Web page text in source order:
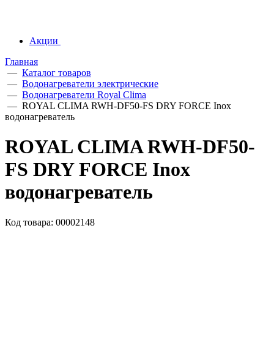
Акции
Главная
— Каталог товаров
— Водонагреватели электрические
— Водонагреватели Royal Clima
— ROYAL CLIMA RWH-DF50-FS DRY FORCE Inox
водонагреватель
ROYAL CLIMA RWH-DF50-
FS DRY FORCE Inox
водонагреватель
Код товара: 00002148